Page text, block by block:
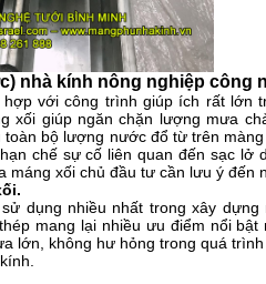
nhà kính nông nghiệp công
với công trình giúp ích rất lớn
xối giúp ngăn chặn lượng mưa
bộ lượng nước đổ từ trên
chế sự cố liên quan đến sạc lở
máng xối chủ đầu tư cần lưu ý đến
dụng nhiều nhất trong xây dựng
mang lại nhiều ưu điểm nổi
lớn, không hư hỏng trong quá